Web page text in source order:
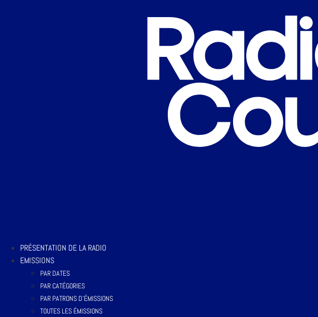
PRÉSENTATION DE LA RADIO
EMISSIONS
PAR DATES
PAR CATÉGORIES
PAR PATRONS D’ÉMISSIONS
TOUTES LES ÉMISSIONS